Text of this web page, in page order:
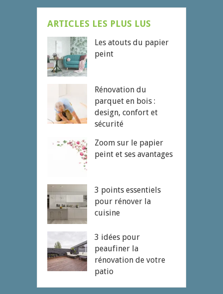
ARTICLES LES PLUS LUS
Les atouts du papier
peint
Rénovation du
parquet en bois :
design, confort et
sécurité
Zoom sur le papier
peint et ses avantages
3 points essentiels
pour rénover la
cuisine
3 idées pour
peaufiner la
rénovation de votre
patio